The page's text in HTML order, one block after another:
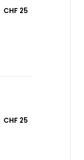
CHF 25
CHF 25